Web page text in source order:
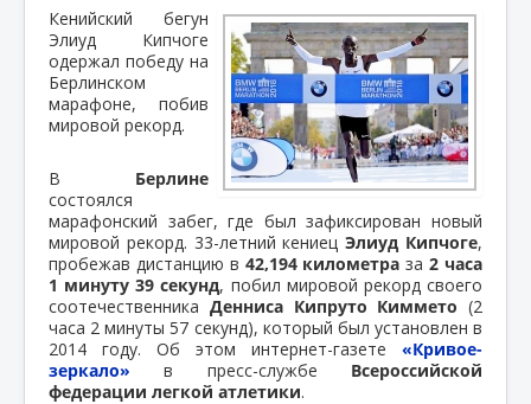
Кенийский бегун
Элиуд Кипчоге
одержал победу на
Берлинском
марафоне, побив
мировой рекорд.
В Берлине
состоялся
марафонский забег, где был зафиксирован новый
мировой рекорд. 33-летний кениецЭлиуд Кипчоге,
пробежав дистанцию в 42,194 километра за2 часа
1 минуту 39 секунд, побил мировой рекорд своего
соотечественника Денниса Кипруто Киммето (2
часа 2 минуты 57 секунд), который был установлен в
2014 году. Об этом интернет-газете «Кривое-
зеркало» в пресс-службе Всероссийской
федерации легкой атлетики.